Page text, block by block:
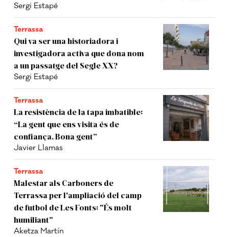
Sergi Estapé
Terrassa
Qui va ser una historiadora i
investigadora activa que dona nom
a un passatge del Segle XX?
Sergi Estapé
Terrassa
La resistència de la tapa imbatible:
“La gent que ens visita és de
confiança. Bona gent”
Javier Llamas
Terrassa
Malestar als Carboners de
Terrassa per l'ampliació del camp
de futbol de Les Fonts: "És molt
humiliant"
Aketza Martín